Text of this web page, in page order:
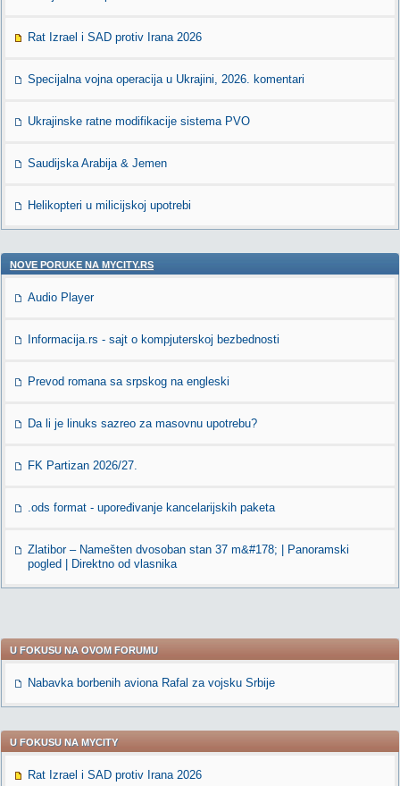
Rat Izrael i SAD protiv Irana 2026
Specijalna vojna operacija u Ukrajini, 2026. komentari
Ukrajinske ratne modifikacije sistema PVO
Saudijska Arabija & Jemen
Helikopteri u milicijskoj upotrebi
NOVE PORUKE NA MYCITY.RS
Audio Player
Informacija.rs - sajt o kompjuterskoj bezbednosti
Prevod romana sa srpskog na engleski
Da li je linuks sazreo za masovnu upotrebu?
FK Partizan 2026/27.
.ods format - upoređivanje kancelarijskih paketa
Zlatibor – Namešten dvosoban stan 37 m&#178; | Panoramski
pogled | Direktno od vlasnika
U FOKUSU NA OVOM FORUMU
Nabavka borbenih aviona Rafal za vojsku Srbije
U FOKUSU NA MYCITY
Rat Izrael i SAD protiv Irana 2026